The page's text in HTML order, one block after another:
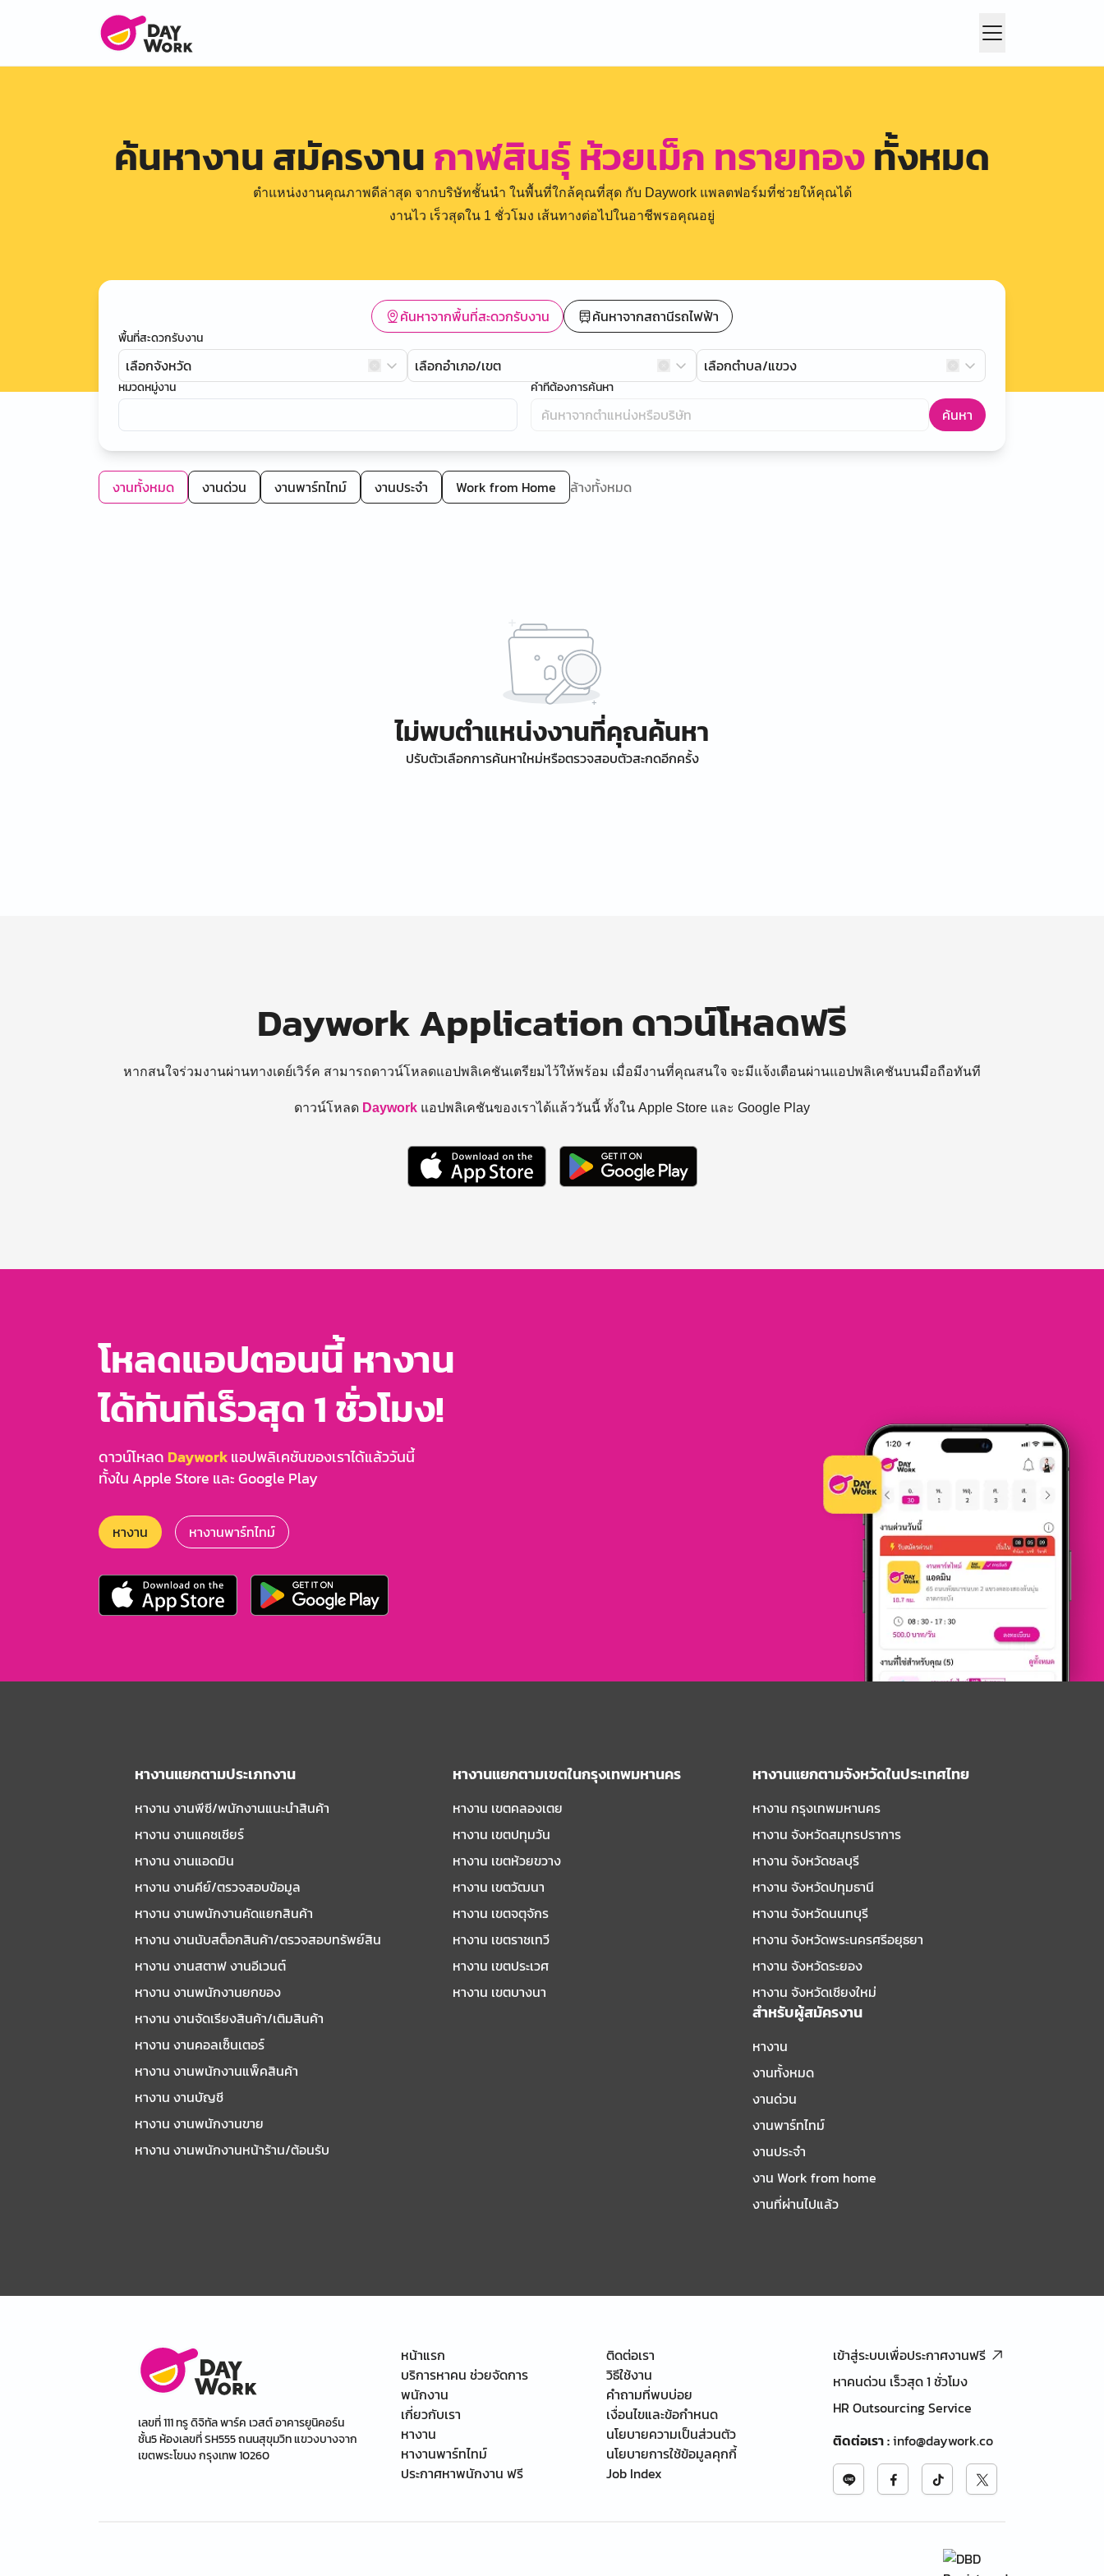
ค้นหางาน สมัครงานกาฬสินธุ์ ห้วยเม็ก ทรายทองทั้งหมด
ตำแหน่งงานคุณภาพดีล่าสุด จากบริษัทชั้นนำ ในพื้นที่ใกล้คุณที่สุด กับ Daywork แพลตฟอร์มที่ช่วยให้คุณได้
งานไว เร็วสุดใน 1 ชั่วโมง เส้นทางต่อไปในอาชีพรอคุณอยู่
ค้นหาจากพื้นที่สะดวกรับงาน ค้นหาจากสถานีรถไฟฟ้า
พื้นที่สะดวกรับงาน
เลือกจังหวัด เลือกอำเภอ/เขต เลือกตำบล/แขวง
หมวดหมู่งาน คำที่ต้องการค้นหา
ค้นหา
งานทั้งหมด งานด่วน งานพาร์ทไทม์ งานประจำ Work from Home ล้างทั้งหมด
ไม่พบตำแหน่งงานที่คุณค้นหา
ปรับตัวเลือกการค้นหาใหม่หรือตรวจสอบตัวสะกดอีกครั้ง
Daywork Application ดาวน์โหลดฟรี
หากสนใจร่วมงานผ่านทางเดย์เวิร์ค สามารถดาวน์โหลดแอปพลิเคชันเตรียมไว้ให้พร้อม เมื่อมีงานที่คุณสนใจ จะมีแจ้งเตือนผ่านแอปพลิเคชันบนมือถือทันที
ดาวน์โหลด Daywork แอปพลิเคชันของเราได้แล้ววันนี้ ทั้งใน Apple Store และ Google Play
โหลดแอปตอนนี้ หางาน
ได้ทันทีเร็วสุด 1 ชั่วโมง!
ดาวน์โหลด Dayworkแอปพลิเคชันของเราได้แล้ววันนี้
ทั้งใน Apple Store และ Google Play
หางาน หางานพาร์ทไทม์
หางานแยกตามประเภทงาน
หางาน งานพีซี/พนักงานแนะนําสินค้า
หางาน งานแคชเชียร์
หางาน งานแอดมิน
หางาน งานคีย์/ตรวจสอบข้อมูล
หางาน งานพนักงานคัดแยกสินค้า
หางาน งานนับสต็อกสินค้า/ตรวจสอบทรัพย์สิน
หางาน งานสตาฟ งานอีเวนต์
หางาน งานพนักงานยกของ
หางาน งานจัดเรียงสินค้า/เติมสินค้า
หางาน งานคอลเซ็นเตอร์
หางาน งานพนักงานแพ็คสินค้า
หางาน งานบัญชี
หางาน งานพนักงานขาย
หางาน งานพนักงานหน้าร้าน/ต้อนรับ
หางานแยกตามเขตในกรุงเทพมหานคร
หางาน เขตคลองเตย
หางาน เขตปทุมวัน
หางาน เขตห้วยขวาง
หางาน เขตวัฒนา
หางาน เขตจตุจักร
หางาน เขตราชเทวี
หางาน เขตประเวศ
หางาน เขตบางนา
หางานแยกตามจังหวัดในประเทศไทย
หางาน กรุงเทพมหานคร
หางาน จังหวัดสมุทรปราการ
หางาน จังหวัดชลบุรี
หางาน จังหวัดปทุมธานี
หางาน จังหวัดนนทบุรี
หางาน จังหวัดพระนครศรีอยุธยา
หางาน จังหวัดระยอง
หางาน จังหวัดเชียงใหม่
สำหรับผู้สมัครงาน
หางาน
งานทั้งหมด
งานด่วน
งานพาร์ทไทม์
งานประจำ
งาน Work from home
งานที่ผ่านไปแล้ว
เลขที่ 111 ทรู ดิจิทัล พาร์ค เวสต์ อาคารยูนิคอร์น
ชั้น5 ห้องเลขที่ SH555 ถนนสุขุมวิท แขวงบางจาก
เขตพระโขนง กรุงเทพ 10260
หน้าแรก
บริการหาคน ช่วยจัดการ
พนักงาน
เกี่ยวกับเรา
หางาน
หางานพาร์ทไทม์
ประกาศหาพนักงาน ฟรี
ติดต่อเรา
วิธีใช้งาน
คำถามที่พบบ่อย
เงื่อนไขและข้อกำหนด
นโยบายความเป็นส่วนตัว
นโยบายการใช้ข้อมูลคุกกี้
Job Index
เข้าสู่ระบบเพื่อประกาศงานฟรี
หาคนด่วน เร็วสุด 1 ชั่วโมง
HR Outsourcing Service
ติดต่อเรา:info@daywork.co